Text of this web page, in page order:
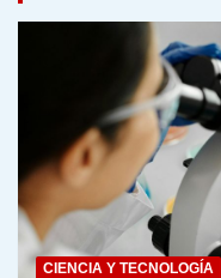
CIENCIA Y TECNOLOGÍA